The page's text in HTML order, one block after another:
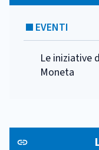
EVENTI
Le iniziative
Moneta